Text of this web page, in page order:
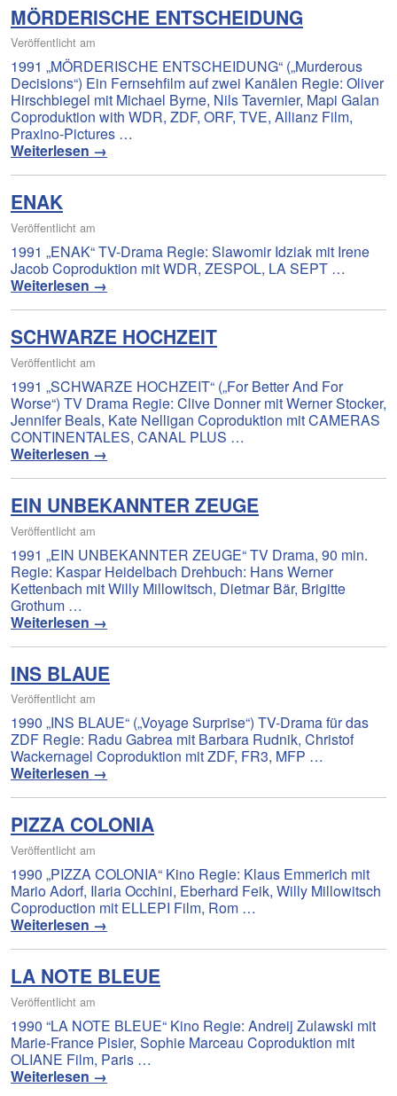
MÖRDERISCHE ENTSCHEIDUNG
Veröffentlicht am
1991 „MÖRDERISCHE ENTSCHEIDUNG“ („Murderous
Decisions“) Ein Fernsehfilm auf zwei Kanälen Regie: Oliver
Hirschbiegel mit Michael Byrne, Nils Tavernier, Mapi Galan
Coproduktion with WDR, ZDF, ORF, TVE, Allianz Film,
Praxino-Pictures …
Weiterlesen →
ENAK
Veröffentlicht am
1991 „ENAK“ TV-Drama Regie: Slawomir Idziak mit Irene
Jacob Coproduktion mit WDR, ZESPOL, LA SEPT …
Weiterlesen →
SCHWARZE HOCHZEIT
Veröffentlicht am
1991 „SCHWARZE HOCHZEIT“ („For Better And For
Worse“) TV Drama Regie: Clive Donner mit Werner Stocker,
Jennifer Beals, Kate Nelligan Coproduktion mit CAMERAS
CONTINENTALES, CANAL PLUS …
Weiterlesen →
EIN UNBEKANNTER ZEUGE
Veröffentlicht am
1991 „EIN UNBEKANNTER ZEUGE“ TV Drama, 90 min.
Regie: Kaspar Heidelbach Drehbuch: Hans Werner
Kettenbach mit Willy Millowitsch, Dietmar Bär, Brigitte
Grothum …
Weiterlesen →
INS BLAUE
Veröffentlicht am
1990 „INS BLAUE“ („Voyage Surprise“) TV-Drama für das
ZDF Regie: Radu Gabrea mit Barbara Rudnik, Christof
Wackernagel Coproduktion mit ZDF, FR3, MFP …
Weiterlesen →
PIZZA COLONIA
Veröffentlicht am
1990 „PIZZA COLONIA“ Kino Regie: Klaus Emmerich mit
Mario Adorf, Ilaria Occhini, Eberhard Feik, Willy Millowitsch
Coproduction mit ELLEPI Film, Rom …
Weiterlesen →
LA NOTE BLEUE
Veröffentlicht am
1990 “LA NOTE BLEUE“ Kino Regie: Andreij Zulawski mit
Marie-France Pisier, Sophie Marceau Coproduktion mit
OLIANE Film, Paris …
Weiterlesen →